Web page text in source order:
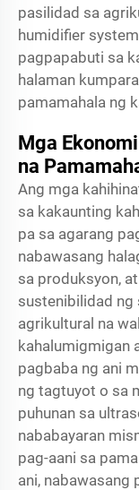
pasilidad sa
humidifier
pagpapabuti sa
halaman
pamamahala ng
Mga
na
Ang mga
sa kakaunting
pa sa agarang
nabawasang
sa produksyon,
sustenibilidad ng
agrikultural na
kahalumigmigan
pagbaba ng ani
ng tagtuyot o sa
puhunan sa
nababayaran
pag-aani sa
ani, nabawasang